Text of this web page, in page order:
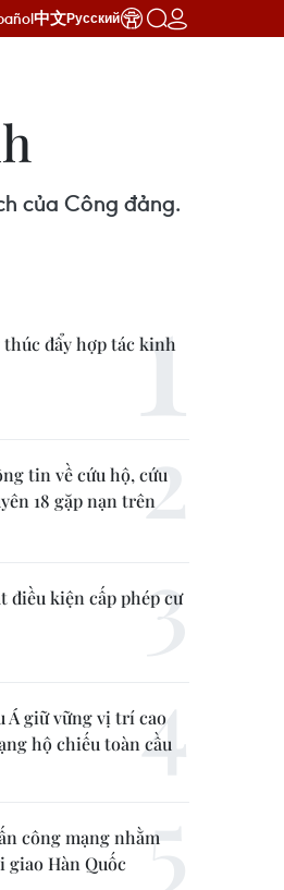
中文Русский
của Công đảng.
đẩy hợp tác kinh
tin về cứu hộ, cứu
18 gặp nạn trên
điều kiện cấp phép cư
Á giữ vững vị trí cao
hộ chiếu toàn cầu
công mạng nhằm
giao Hàn Quốc